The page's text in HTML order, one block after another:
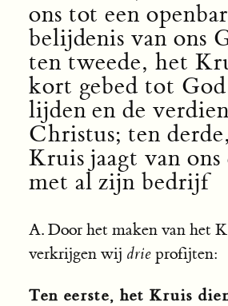
ons tot een
belijdenis van ons
ten tweede, het
kort gebed tot
lijden en de
Christus; ten
Kruis jaagt van
met al zijn bedrijf
A. Door het maken van het
verkrijgen wij drie profijten:
Ten eerste, het Kruis